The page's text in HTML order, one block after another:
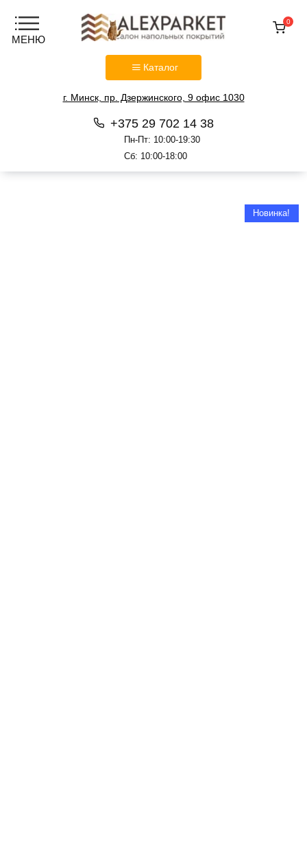
Каталог
г. Минск, пр. Дзержинского, 9 офис 1030
+375 29 702 14 38
Пн-Пт: 10:00-19:30
Сб: 10:00-18:00
0
Новинка!